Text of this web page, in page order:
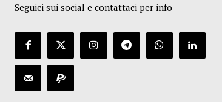
Seguici sui social e contattaci per info